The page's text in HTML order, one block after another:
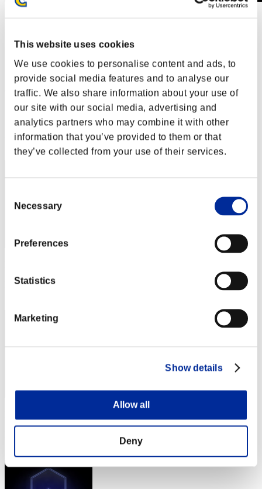
This website uses cookies
We use cookies to personalise content and ads, to
provide social media features and to analyse our
traffic. We also share information about your use of
our site with our social media, advertising and
analytics partners who may combine it with other
information that you’ve provided to them or that
they’ve collected from your use of their services.
Selection
Necessary
Preferences
Statistics
Marketing
Show details
Allow all
Deny
Sfida limitata per livello N. 391
Vai all'evento
Singolo
Co-op
(Le classifiche sono aggiornate ogni 6 ore)
Classifiche
Posizione
231
Posizione